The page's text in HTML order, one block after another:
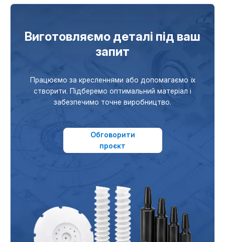
Виготовляємо деталі під ваш
запит
Працюємо за кресленнями або допомагаємо їх
створити. Підберемо оптимальний матеріал і
забезпечимо точне виробництво.
Обговорити
проєкт